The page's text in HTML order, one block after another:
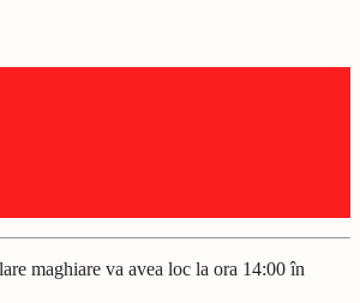
maghiare va avea loc la ora 14:00 în